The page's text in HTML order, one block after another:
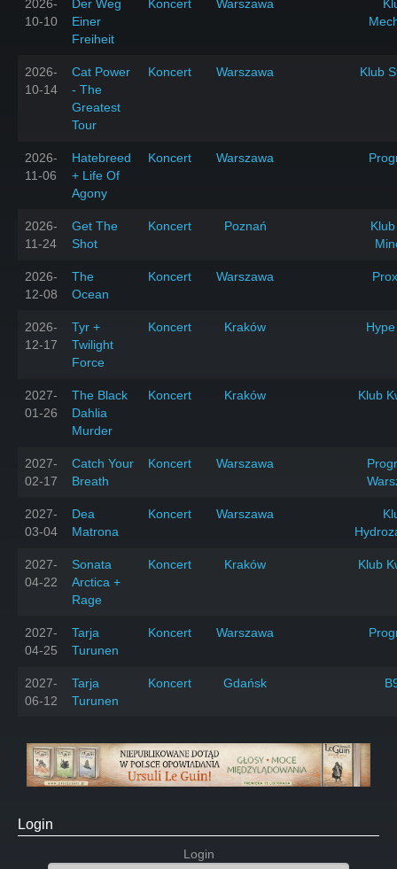
2026-
10-10
Der Weg
Einer
Freiheit
Koncert Warszawa
2026-
10-14
Cat Power
- The
Greatest
Tour
Koncert Warszawa Klub
2026-
11-06
Hatebreed
+ Life Of
Agony
Koncert Warszawa
2026-
11-24
Get The
Shot
Koncert Poznań
2026-
12-08
The
Ocean
Koncert Warszawa
2026-
12-17
Tyr +
Twilight
Force
Koncert Kraków
2027-
01-26
The Black
Dahlia
Murder
Koncert Kraków Klub
2027-
02-17
Catch Your
Breath
Koncert Warszawa
2027-
03-04
Dea
Matrona
Koncert Warszawa
2027-
04-22
Sonata
Arctica +
Rage
Koncert Kraków Klub
2027-
04-25
Tarja
Turunen
Koncert Warszawa
2027-
06-12
Tarja
Turunen
Koncert Gdańsk
Login
Login